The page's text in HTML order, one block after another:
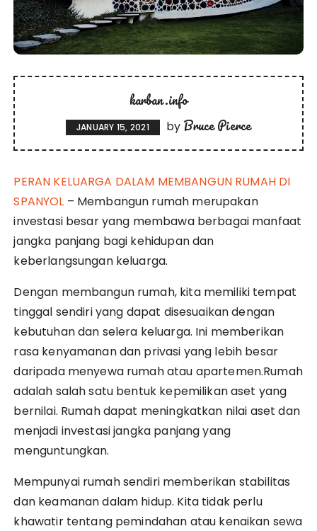
karban.info
JANUARY 15, 2021 byBruce Pierce
PERAN KELUARGA DALAM MEMBANGUN RUMAH DI
SPANYOL – Membangun rumah merupakan
investasi besar yang membawa berbagai manfaat
jangka panjang bagi kehidupan dan
keberlangsungan keluarga.
Dengan membangun rumah, kita memiliki tempat
tinggal sendiri yang dapat disesuaikan dengan
kebutuhan dan selera keluarga. Ini memberikan
rasa kenyamanan dan privasi yang lebih besar
daripada menyewa rumah atau apartemen.Rumah
adalah salah satu bentuk kepemilikan aset yang
bernilai. Rumah dapat meningkatkan nilai aset dan
menjadi investasi jangka panjang yang
menguntungkan.
Mempunyai rumah sendiri memberikan stabilitas
dan keamanan dalam hidup. Kita tidak perlu
khawatir tentang pemindahan atau kenaikan sewa